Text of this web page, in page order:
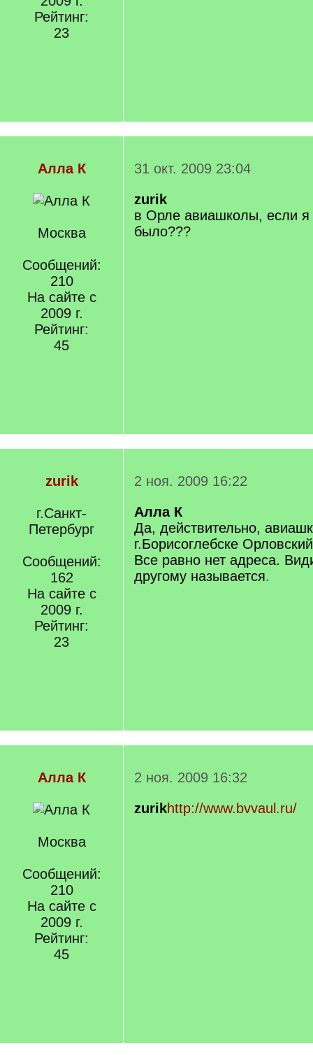
Рейтинг:
23
Алла К
Москва
Сообщений:
210
На сайте с
2009 г.
Рейтинг:
45
31 окт. 2009 23:04
zurik
в Орле авиашколы, если
было???
zurik
г.Санкт-
Петербург
Сообщений:
162
На сайте с
2009 г.
Рейтинг:
23
2 ноя. 2009 16:22
Алла К
Да, действительно,
г.Борисоглебске
Все равно нет адреса.
другому называется.
Алла К
Москва
Сообщений:
210
На сайте с
2009 г.
Рейтинг:
45
2 ноя. 2009 16:32
zurikhttp://www.bvvaul.ru/